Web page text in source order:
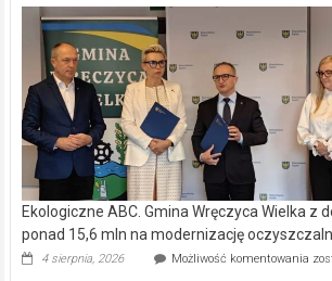
Ekologiczne ABC. Gmina Wręczyca Wielka z
ponad 15,6 mln na modernizację
4 sierpnia, 2026 Możliwość komentowania